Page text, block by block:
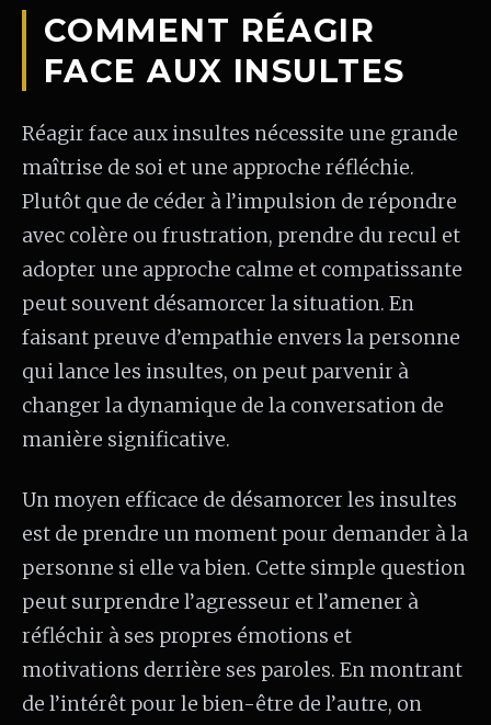
COMMENT RÉAGIR
FACE AUX INSULTES
Réagir face aux insultes nécessite une grande
maîtrise de soi et une approche réfléchie.
Plutôt que de céder à l’impulsion de répondre
avec colère ou frustration, prendre du recul et
adopter une approche calme et compatissante
peut souvent désamorcer la situation. En
faisant preuve d’empathie envers la personne
qui lance les insultes, on peut parvenir à
changer la dynamique de la conversation de
manière significative.
Un moyen efficace de désamorcer les insultes
est de prendre un moment pour demander à la
personne si elle va bien. Cette simple question
peut surprendre l’agresseur et l’amener à
réfléchir à ses propres émotions et
motivations derrière ses paroles. En montrant
de l’intérêt pour le bien-être de l’autre, on